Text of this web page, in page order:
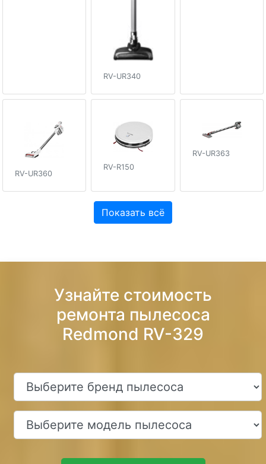
RV-UR340
RV-UR360
RV-R150
RV-UR363
Показать всё
Узнайте стоимость
ремонта пылесоса
Redmond RV-329